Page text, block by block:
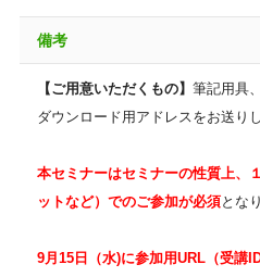
備考
【ご用意いただくもの】筆記用具
ダウンロード用アドレスをお送り
本セミナーはセミナーの性質上、
ットなど）でのご参加が必須とな
9月15日（水)に参加用URL（受講